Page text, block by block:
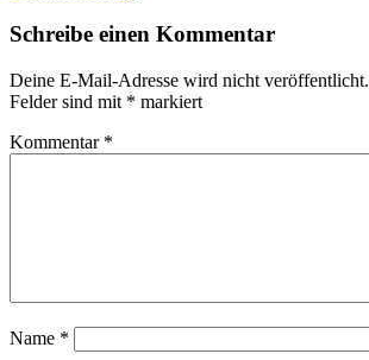
Schreibe einen Kommentar
Deine E-Mail-Adresse wird nicht veröffentlicht.
Felder sind mit * markiert
Kommentar *
Name *